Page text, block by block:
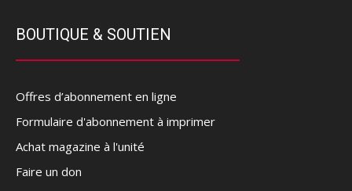
BOUTIQUE & SOUTIEN
Offres d’abonnement en ligne
Formulaire d'abonnement à imprimer
Achat magazine à l'unité
Faire un don